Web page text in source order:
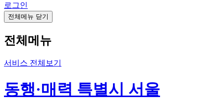
로그인
전체메뉴 닫기
전체메뉴
서비스 전체보기
동행·매력 특별시 서울